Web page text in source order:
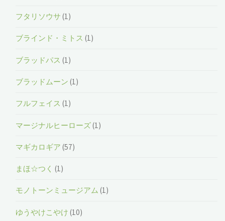
フタリソウサ (1)
ブラインド・ミトス (1)
ブラッドパス (1)
ブラッドムーン (1)
フルフェイス (1)
マージナルヒーローズ(1)
マギカロギア (57)
まほ☆つく (1)
モノトーンミュージアム (1)
ゆうやけこやけ (10)